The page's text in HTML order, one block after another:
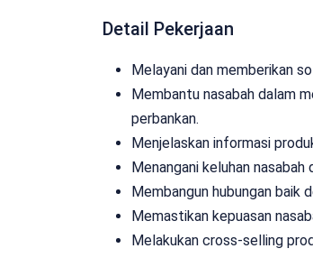
Detail Pekerjaan
Melayani dan memberikan
Membantu nasabah dalam
perbankan.
Menjelaskan informasi
Menangani keluhan
Membangun hubungan baik
Memastikan kepuasan
Melakukan cross-selling